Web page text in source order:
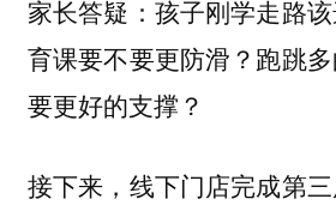
家长答疑：孩子刚学走路
育课要不要更防滑？跑跳
要更好的支撑？
接下来，线下门店完成第